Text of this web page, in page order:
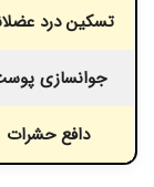
تسکین درد
جوانسازی
دافع حشرات